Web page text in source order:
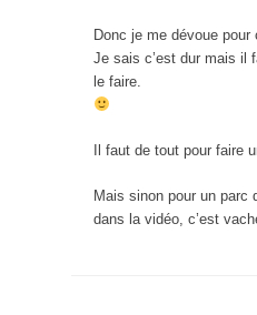
Donc je me dévoue pour
Je sais c’est dur mais il
le faire.
Il faut de tout pour faire
Mais sinon pour un parc
dans la vidéo, c’est